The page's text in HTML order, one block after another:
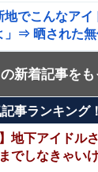
正和さん、と
芸術だろ
運転、限界突
けの美人海鮮
イらにブッ刺
ん、妊娠中とは
地でこんなアイ
」⇒ 晒された無
ENHYPEN・
嬢・MINA）自
鹿（笑）ミニ
ラレコが（ノ∇`
物の寵愛』を
新着記事を
事ランキング！
】地下アイドル
でしなきゃい